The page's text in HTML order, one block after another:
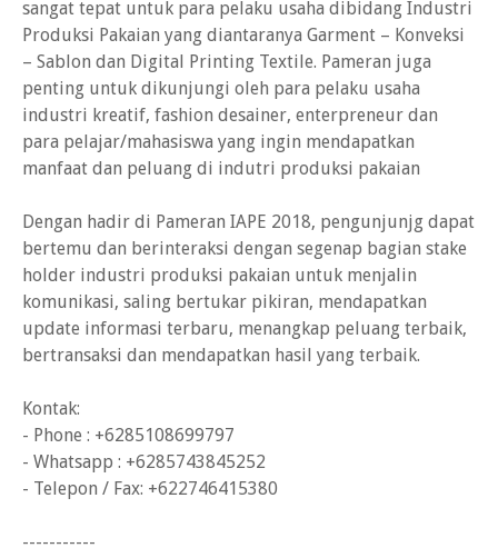
sangat tepat untuk para pelaku usaha dibidang Industri
Produksi Pakaian yang diantaranya Garment – Konveksi
– Sablon dan Digital Printing Textile. Pameran juga
penting untuk dikunjungi oleh para pelaku usaha
industri kreatif, fashion desainer, enterpreneur dan
para pelajar/mahasiswa yang ingin mendapatkan
manfaat dan peluang di indutri produksi pakaian
Dengan hadir di Pameran IAPE 2018, pengunjunjg dapat
bertemu dan berinteraksi dengan segenap bagian stake
holder industri produksi pakaian untuk menjalin
komunikasi, saling bertukar pikiran, mendapatkan
update informasi terbaru, menangkap peluang terbaik,
bertransaksi dan mendapatkan hasil yang terbaik.
Kontak:
- Phone : +6285108699797
- Whatsapp : +6285743845252
- Telepon / Fax: +622746415380
-----------